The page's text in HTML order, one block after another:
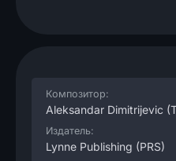
Композитор:
Aleksandar Dimitrijevic
Издатель:
Lynne Publishing (PRS)